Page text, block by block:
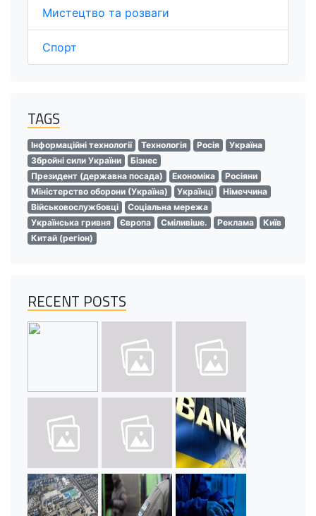
Мистецтво та розваги
Спорт
TAGS
Інформаційні технології Технологія Росія
Україна
Збройні сили України
Бізнес
Президент (державна посада)
Економіка
Росіяни
Міністерство оборони (Україна)
Українці
Німеччина
Військовослужбовці
Соціальна мережа
Українська гривня
Європа Сміливіше. Реклама
Київ
Китай (регіон)
RECENT POSTS